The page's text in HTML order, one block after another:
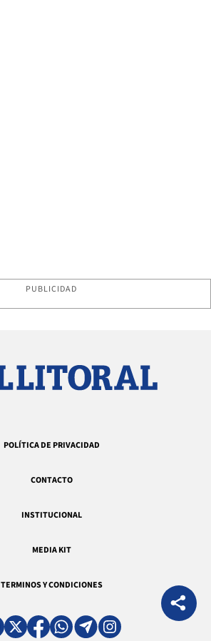
PUBLICIDAD
POLÍTICA DE PRIVACIDAD
CONTACTO
INSTITUCIONAL
MEDIA KIT
TERMINOS Y CONDICIONES